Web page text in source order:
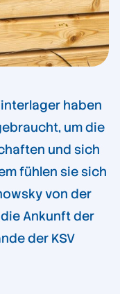
haben
um die
und sich
fühlen sie sich
von der
Ankunft der
der KSV